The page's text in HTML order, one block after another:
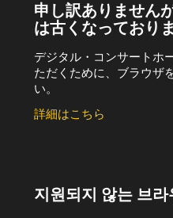
申し訳ありません
は古くなっており
デジタル・コンサートホ
ただくために、ブラウザ
い。
詳細はこちら
지원되지 않는 브